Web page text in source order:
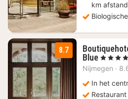
km afstand
8.7
Blue 1
nacht
vanaf
119
€
, 4 Sterren
Nijmegen ·
In het